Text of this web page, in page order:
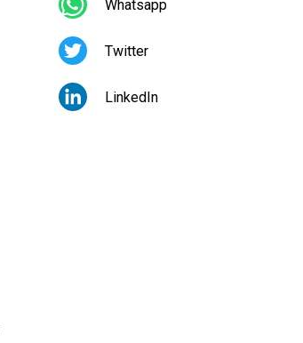
Whatsapp
Twitter
LinkedIn